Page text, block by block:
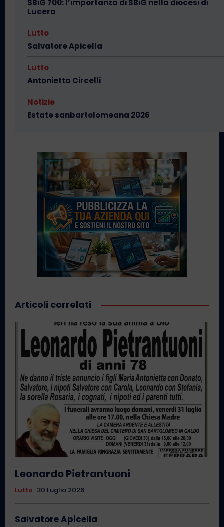
SBiG 700: l’importanza di SBiG nella diocesi di
Lucera
Lutto
Salvatore Apicella
Lutto
Antonietta Circelli
Notizie
Estate sanbartolomeana 2026
Articoli correlati
Leonardo Pietrantuoni
Lutto 30 Luglio 2026
Salvatore Apicella